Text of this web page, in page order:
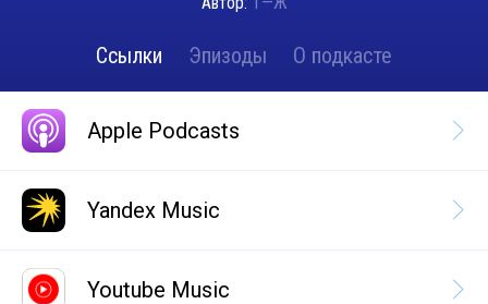
Ссылки Эпизоды О подкасте
Apple Podcasts
Yandex Music
Youtube Music